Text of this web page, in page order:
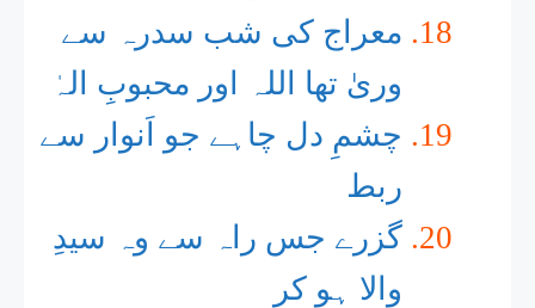
معراج کی شب سدرہ سے
وریٰ تھا اللہ اور محبوبِ الہٰ
چشمِ دل چاہے جو اَنوار سے
ربط
گزرے جس راہ سے وہ سیدِ
والا ہو کر